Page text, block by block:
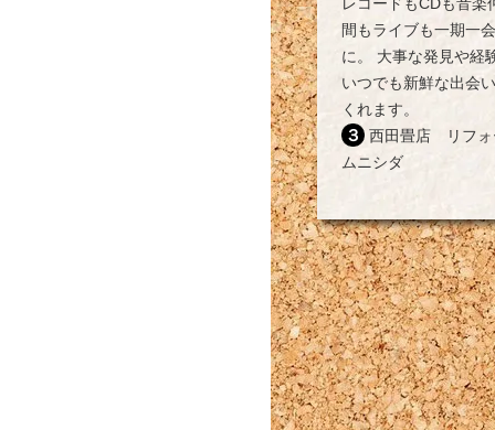
間もライブも一期一会
に。 大事な発見や経
いつでも新鮮な出会
くれます。
３ 西田畳店 リフォー
ムニシダ